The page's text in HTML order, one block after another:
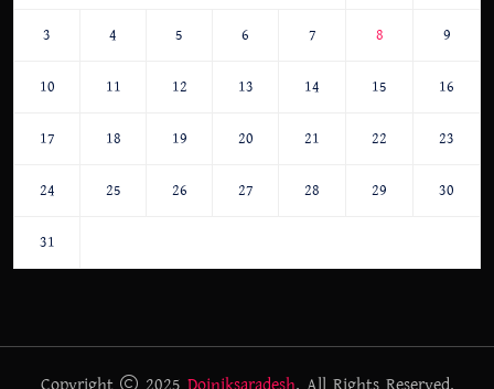
3 4 5 6 7 8 9
10 11 12 13 14 15 16
17 18 19 20 21 22 23
24 25 26 27 28 29 30
31